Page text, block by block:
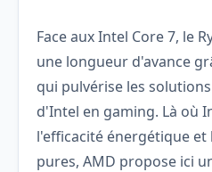
Face aux Intel Core 7, le
une longueur d'avance
qui pulvérise les
d'Intel en gaming. Là où
l'efficacité énergétique et
pures, AMD propose ici